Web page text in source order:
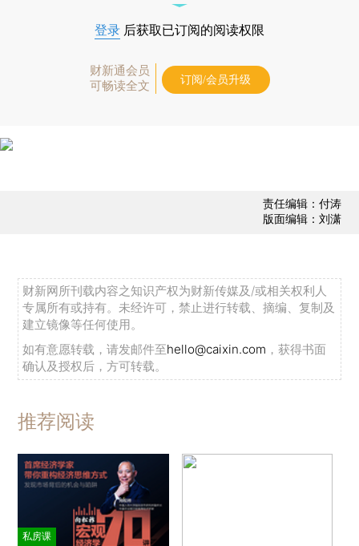
登录 后获取已订阅的阅读权限
财新通会员
可畅读全文
订阅/会员升级
责任编辑：付涛
版面编辑：刘潇
财新网所刊载内容之知识产权为财新传媒及/或相关权利人
专属所有或持有。未经许可，禁止进行转载、摘编、复制及
建立镜像等任何使用。
如有意愿转载，请发邮件至hello@caixin.com ，获得书面
确认及授权后，方可转载。
推荐阅读
私房课